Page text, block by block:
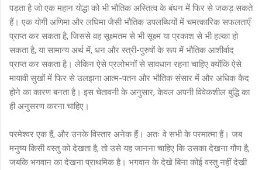
पड़ता है जो एक महान योद्धा को भी भौतिक अस्तित्व के बंधन में फिर से जकड़ सकते
हैं। एक योगी अणिमा और लघिमा जैसी भौतिक उपलब्धियों में चमत्कारिक सफलताएँ
प्राप्त कर सकता है, जिससे वह सूक्ष्मतम से भी सूक्ष्म या प्रकाश से भी हल्का हो
सकता है, या सामान्य अर्थ में, धन और स्त्री-पुरुषों के रूप में भौतिक आशीर्वाद
प्राप्त कर सकता है। लेकिन ऐसे प्रलोभनों से सावधान रहना चाहिए क्योंकि ऐसे
मायावी सुखों में फिर से उलझना आत्म-पतन और भौतिक संसार में और अधिक कैद
होने का कारण बनता है। इस चेतावनी के अनुसार, केवल अपनी विवेकशील बुद्धि का
ही अनुसरण करना चाहिए।
परमेश्वर एक हैं, और उनके विस्तार अनेक हैं। अतः वे सभी के परमात्मा हैं। जब
मनुष्य किसी वस्तु को देखता है, तो उसे यह जानना चाहिए कि उसका देखना गौण है,
जबकि भगवान का देखना प्राथमिक है। भगवान के देखे बिना कोई वस्तु नहीं देखी